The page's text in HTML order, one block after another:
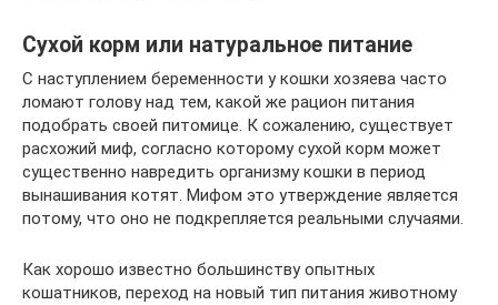
Сухой корм или натуральное питание
С наступлением беременности у кошки хозяева часто
ломают голову над тем, какой же рацион питания
подобрать своей питомице. К сожалению, существует
расхожий миф, согласно которому сухой корм может
существенно навредить организму кошки в период
вынашивания котят. Мифом это утверждение является
потому, что оно не подкрепляется реальными случаями.
Как хорошо известно большинству опытных
кошатников, переход на новый тип питания животному